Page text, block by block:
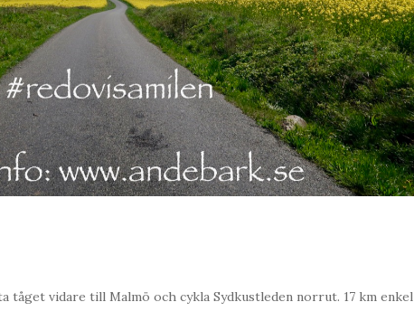
vidare till Malmö och cykla Sydkustleden norrut. 17 km enkel